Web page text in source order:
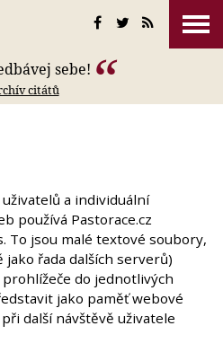
sebe!
citátů
a individuální
používá Pastorace.cz
To jsou malé textové soubory,
řada dalších serverů)
do jednotlivých
jako paměť webové
další návštěvě uživatele